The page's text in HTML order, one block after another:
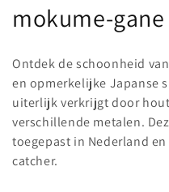
C
l
l
e
c
mokume-gane
Ontdek de schoonheid
en opmerkelijke Japanse
uiterlijk verkrijgt door
verschillende metalen.
toegepast in Nederland
catcher.